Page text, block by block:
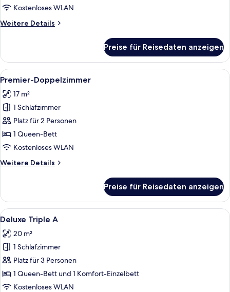
Kostenloses WLAN
Weitere Details
Weitere
Doppelzimmer
Preise für Reisedaten anzeigen
Alle
Fotos
für
Premier-
Doppelzimmer
anzeigen
Ein Schlafzimmer mit einem
7
Premier-Doppelzimmer
17 m²
1 Schlafzimmer
Platz für 2 Personen
1 Queen-Bett
Kostenloses WLAN
Weitere Details
Weitere
Doppelzimmer
Preise für Reisedaten anzeigen
Alle
Fotos
für
Deluxe
Triple
A
anzeigen
Ein Hotelzimmer mit einem
12
Deluxe Triple A
20 m²
1 Schlafzimmer
Platz für 3 Personen
1 Queen-Bett und 1 Komfort-Einzelbett
Kostenloses WLAN